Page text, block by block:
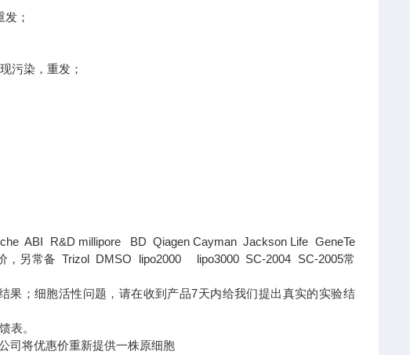
；
污染，重发；
R&D millipore BD Qiagen Cayman Jackson Life GeneTe
另常备 Trizol DMSO lipo2000 lipo3000 SC-2004 SC-2005常
；细胞活性问题，请在收到产品7天内给我们提出真实的实验结
表。
将优惠价重新提供一株原细胞